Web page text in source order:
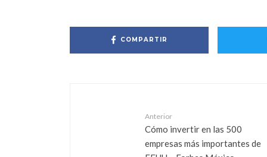
COMPARTIR
Anterior
Cómo invertir en las 500
empresas más importantes de